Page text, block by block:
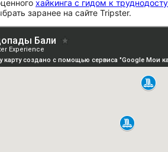
хайкинга с гидом к
заранее на сайте Tripster.